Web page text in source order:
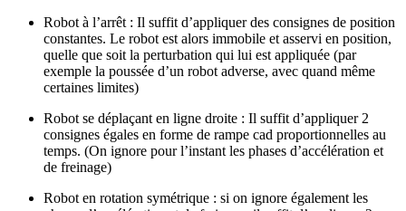
Robot à l’arrêt : Il suffit d’appliquer des consignes de position
constantes. Le robot est alors immobile et asservi en position,
quelle que soit la perturbation qui lui est appliquée (par
exemple la poussée d’un robot adverse, avec quand même
certaines limites)
Robot se déplaçant en ligne droite : Il suffit d’appliquer 2
consignes égales en forme de rampe cad proportionnelles au
temps. (On ignore pour l’instant les phases d’accélération et
de freinage)
Robot en rotation symétrique : si on ignore également les